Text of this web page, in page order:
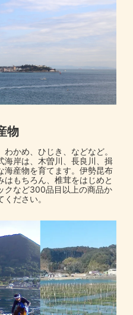
物
かめ、ひじき、などなど。
海岸は、木曽川、長良川、揖
海産物を育てます。伊勢昆布
もちろん、椎茸をはじめと
クなど300品目以上の商品か
ださい。